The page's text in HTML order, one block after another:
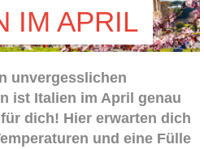
IM APRIL
unvergesslichen
ist Italien im April genau
dich! Hier erwarten dich
und eine Fülle